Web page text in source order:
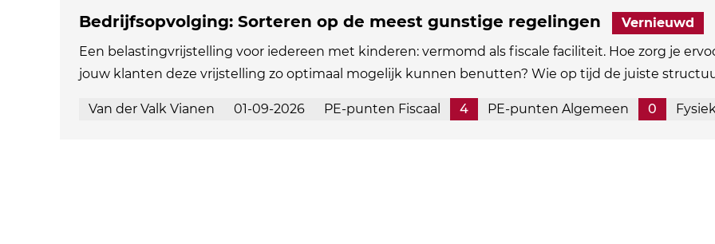
Bedrijfsopvolging: Sorteren op de meest gunstige regelingen
Vernieuwd
Een belastingvrijstelling voor iedereen met kinderen: vermomd als fiscale faciliteit. Hoe zorg je
jouw klanten deze vrijstelling zo optimaal mogelijk kunnen benutten? Wie op tijd de juiste
Van der Valk Vianen 01-09-2026 PE-punten Fiscaal 4 PE-punten Algemeen 0